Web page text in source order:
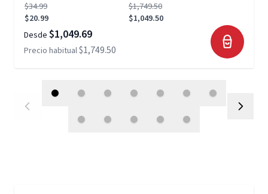
$34.99
$20.99
$1,749.50
$1,049.50
Desde $1,049.69
Precio habitual$1,749.50